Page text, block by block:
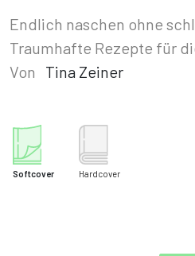
Endlich naschen ohne
Traumhafte Rezepte für
Von
Tina Zeiner
Softcover Hardcover